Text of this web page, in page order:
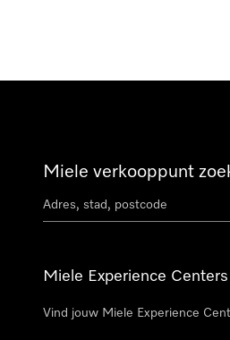
Miele verkooppunt
Miele Experience Centers
Vind jouw Miele Experience